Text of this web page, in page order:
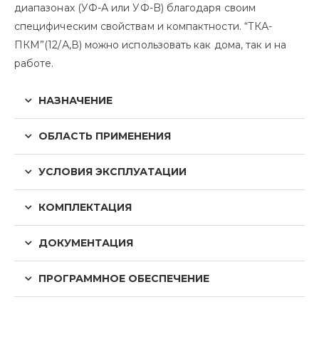
диапазонах (УФ-А или УФ-B) благодаря своим
специфическим свойствам и компактности. “ТКА-
ПКМ”(12/А,В) можно использовать как дома, так и на
работе.
НАЗНАЧЕНИЕ
ОБЛАСТЬ ПРИМЕНЕНИЯ
УСЛОВИЯ ЭКСПЛУАТАЦИИ
КОМПЛЕКТАЦИЯ
ДОКУМЕНТАЦИЯ
ПРОГРАММНОЕ ОБЕСПЕЧЕНИЕ